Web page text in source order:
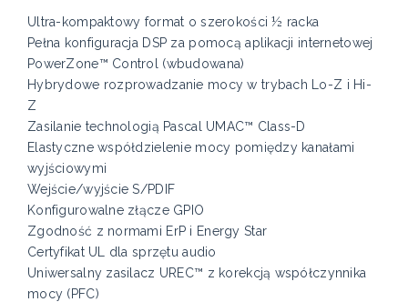
Ultra-kompaktowy format o szerokości ½ racka
Pełna konfiguracja DSP za pomocą aplikacji internetowej
PowerZone™ Control (wbudowana)
Hybrydowe rozprowadzanie mocy w trybach Lo-Z i Hi-
Z
Zasilanie technologią Pascal UMAC™ Class-D
Elastyczne współdzielenie mocy pomiędzy kanałami
wyjściowymi
Wejście/wyjście S/PDIF
Konfigurowalne złącze GPIO
Zgodność z normami ErP i Energy Star
Certyfikat UL dla sprzętu audio
Uniwersalny zasilacz UREC™ z korekcją współczynnika
mocy (PFC)